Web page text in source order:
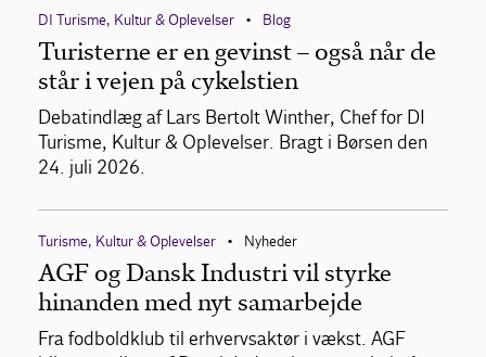
DI Turisme, Kultur & Oplevelser • Blog
Turisterne er en gevinst – også når de
står i vejen på cykelstien
Debatindlæg af Lars Bertolt Winther, Chef for DI
Turisme, Kultur & Oplevelser. Bragt i Børsen den
24. juli 2026.
Turisme, Kultur & Oplevelser • Nyheder
AGF og Dansk Industri vil styrke
hinanden med nyt samarbejde
Fra fodboldklub til erhvervsaktør i vækst. AGF